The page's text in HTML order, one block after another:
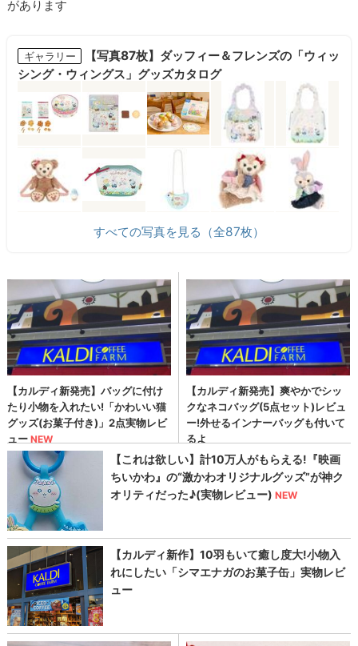
があります
ギャラリー
【写真87枚】ダッフィー＆フレンズの「ウィッ
シング・ウィングス」グッズカタログ
すべての写真を見る（全87枚）